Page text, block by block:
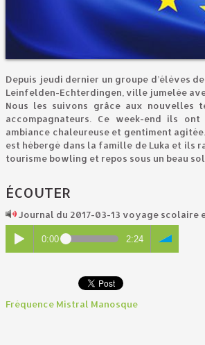
Depuis jeudi dernier un groupe d’élèves
Leinfelden-Echterdingen, ville jumelée
Nous les suivons grâce aux nouvelles
accompagnateurs. Ce week-end ils
ambiance chaleureuse et gentiment
est hébergé dans la famille de Luka et ils
tourisme bowling et repos sous un beau
ÉCOUTER
Journal du 2017-03-13 voyage scolaire
0:00 2:24
Fréquence Mistral Manosque